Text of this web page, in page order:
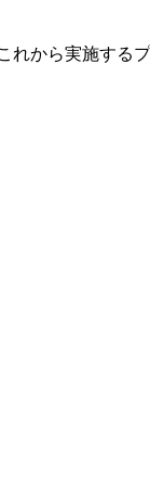
れから実施する